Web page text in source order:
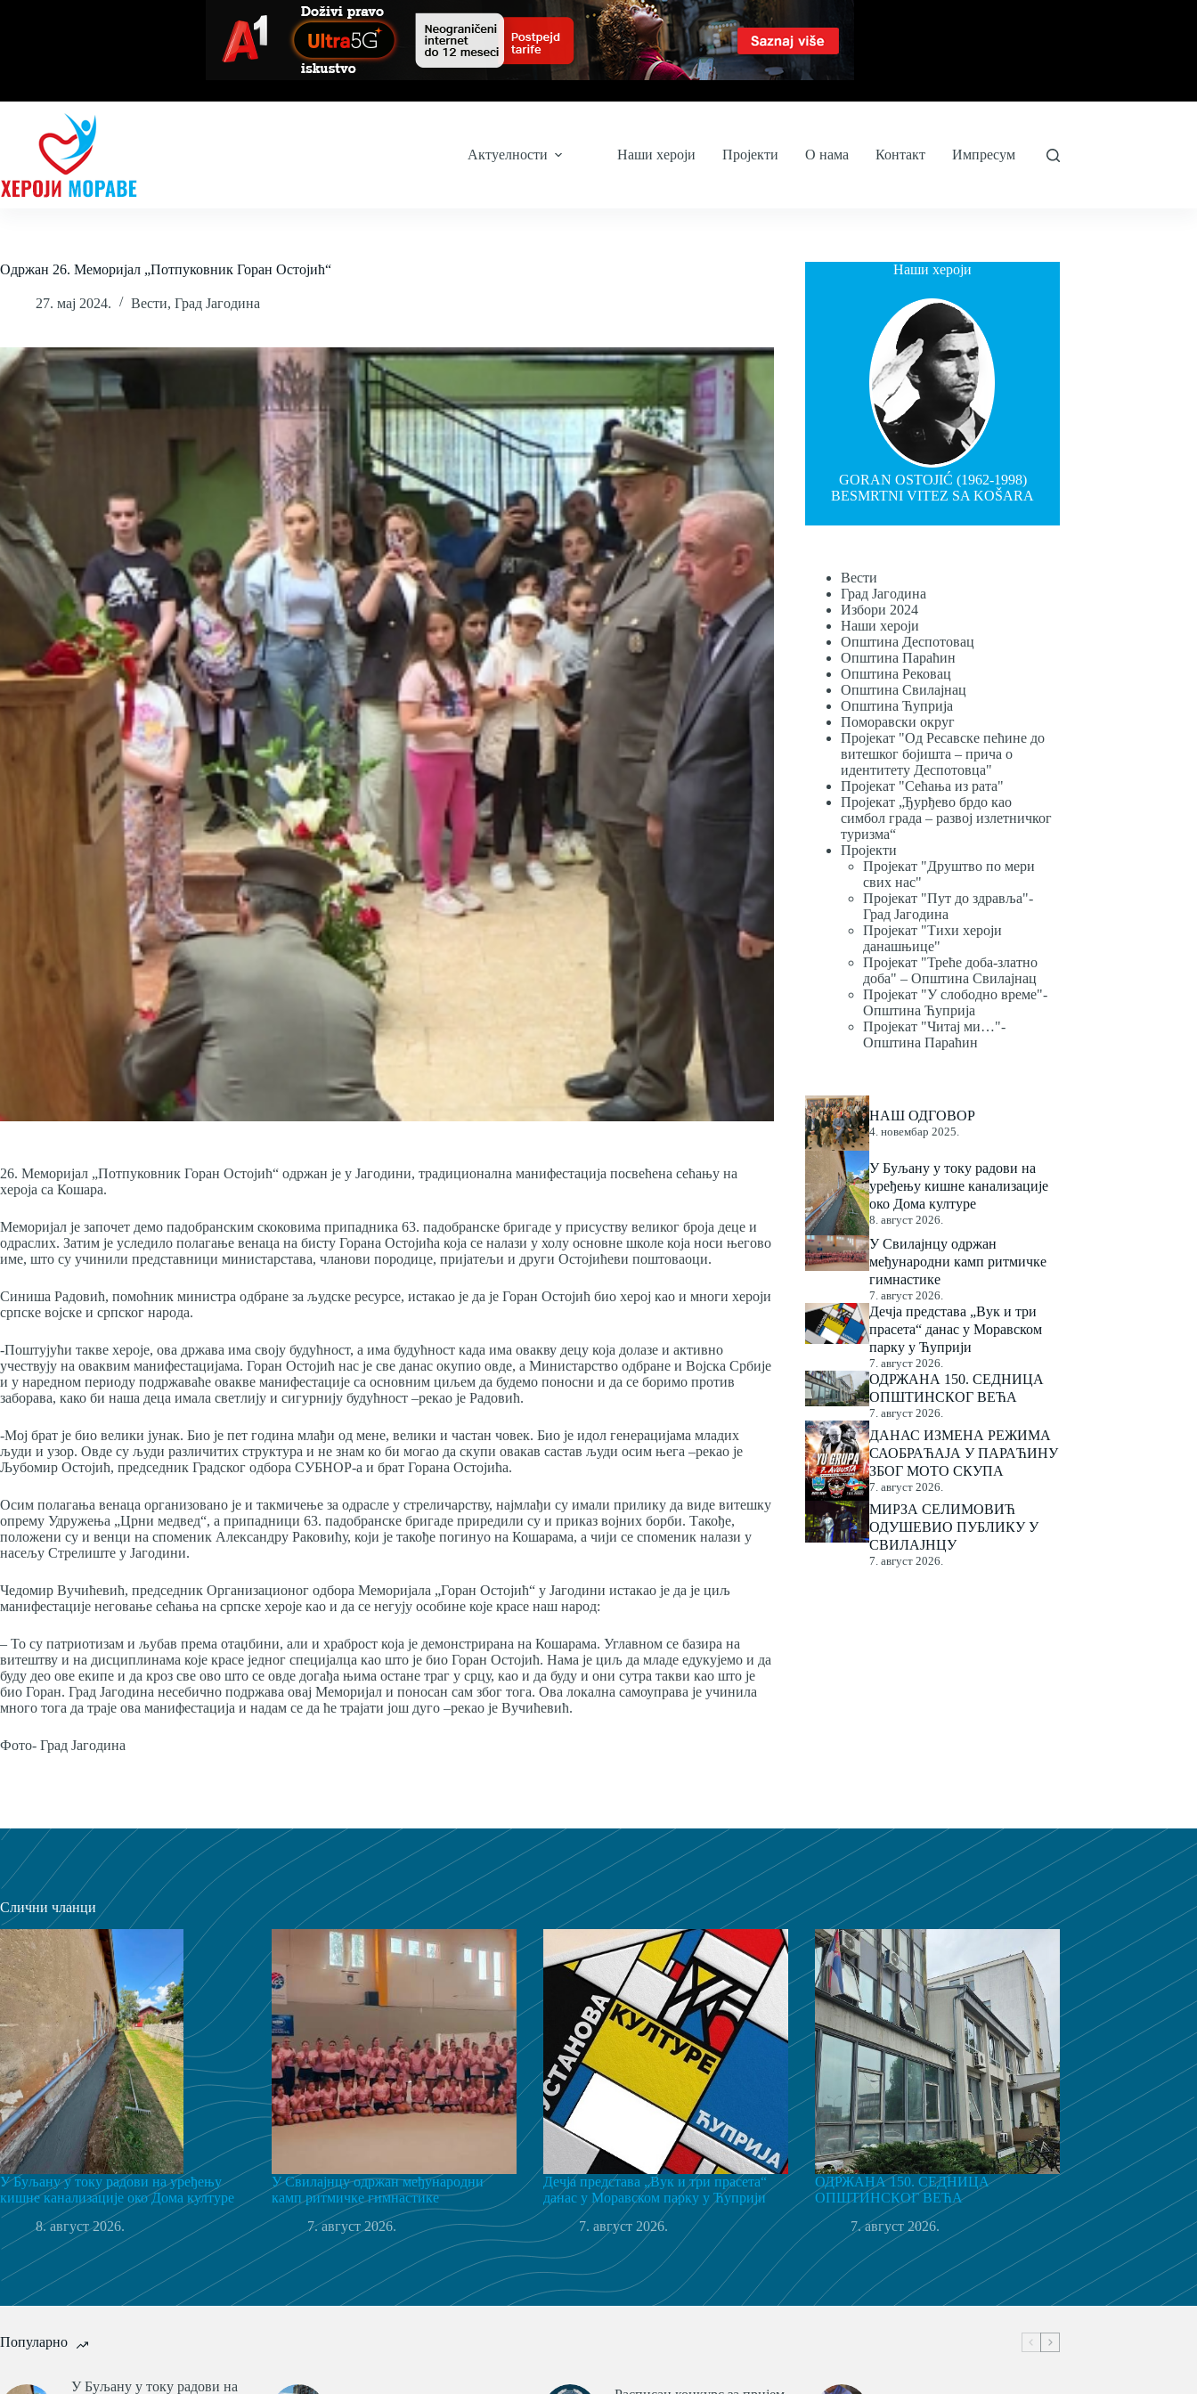
Актуелности Наши хероји Пројекти О нама Контакт Импресум
Одржан 26. Меморијал „Потпуковник Горан Остојић“
27. мај 2024. Вести, Град Јагодина
26. Меморијал „Потпуковник Горан Остојић“ одржан је у Јагодини, традиционална манифестација посвећена сећању на
хероја са Кошара.
Меморијал је започет демо падобранским скоковима припадника 63. падобранске бригаде у присуству великог броја деце и
одраслих. Затим је уследило полагање венаца на бисту Горана Остојића која се налази у холу основне школе која носи његово
име, што су учинили представници министарстава, чланови породице, пријатељи и други Остојићеви поштоваоци.
Синиша Радовић, помоћник министра одбране за људске ресурсе, истакао је да је Горан Остојић био херој као и многи хероји
српске војске и српског народа.
-Поштујући такве хероје, ова држава има своју будућност, а има будућност када има овакву децу која долазе и активно
учествују на оваквим манифестацијама. Горан Остојић нас је све данас окупио овде, а Министарство одбране и Војска Србије
и у наредном периоду подржаваће овакве манифестације са основним циљем да будемо поносни и да се боримо против
заборава, како би наша деца имала светлију и сигурнију будућност –рекао је Радовић.
-Мој брат је био велики јунак. Био је пет година млађи од мене, велики и частан човек. Био је идол генерацијама младих
људи и узор. Овде су људи различитих структура и не знам ко би могао да скупи овакав састав људи осим њега –рекао је
Љубомир Остојић, председник Градског одбора СУБНОР-а и брат Горана Остојића.
Осим полагања венаца организовано је и такмичење за одрасле у стреличарству, најмлађи су имали прилику да виде витешку
опрему Удружења „Црни медвед“, а припадници 63. падобранске бригаде приредили су и приказ војних борби. Такође,
положени су и венци на споменик Александру Раковићу, који је такође погинуо на Кошарама, а чији се споменик налази у
насељу Стрелиште у Јагодини.
Чедомир Вучићевић, председник Организационог одбора Меморијала „Горан Остојић“ у Јагодини истакао је да је циљ
манифестације неговање сећања на српске хероје као и да се негују особине које красе наш народ:
– То су патриотизам и љубав према отаџбини, али и храброст која је демонстрирана на Кошарама. Углавном се базира на
витештву и на дисциплинама које красе једног специјалца као што је био Горан Остојић. Нама је циљ да младе едукујемо и да
буду део ове екипе и да кроз све ово што се овде догађа њима остане траг у срцу, као и да буду и они сутра такви као што је
био Горан. Град Јагодина несебично подржава овај Меморијал и поносан сам због тога. Ова локална самоуправа је учинила
много тога да траје ова манифестација и надам се да ће трајати још дуго –рекао је Вучићевић.
Фото- Град Јагодина
Наши хероји
GORAN OSTOJIĆ (1962-1998)
BESMRTNI VITEZ SA KOŠARA
Вести
Град Јагодина
Избори 2024
Наши хероји
Општина Деспотовац
Општина Параћин
Општина Рековац
Општина Свилајнац
Општина Ћуприја
Поморавски округ
Пројекат "Од Ресавске пећине до
витешког бојишта – прича о
идентитету Деспотовца"
Пројекат "Сећања из рата"
Пројекат „Ђурђево брдо као
симбол града – развој излетничког
туризма“
Пројекти
Пројекат "Друштво по мери
свих нас"
Пројекат "Пут до здравља"-
Град Јагодина
Пројекат "Тихи хероји
данашњице"
Пројекат "Треће доба-златно
доба" – Општина Свилајнац
Пројекат "У слободно време"-
Општина Ћуприја
Пројекат "Читај ми…"-
Општина Параћин
НАШ ОДГОВОР
4. новембар 2025.
У Буљану у току радови на
уређењу кишне канализације
око Дома културе
8. август 2026.
У Свилајнцу одржан
међународни камп ритмичке
гимнастике
7. август 2026.
Дечја представа „Вук и три
прасета“ данас у Моравском
парку у Ћуприји
7. август 2026.
ОДРЖАНА 150. СЕДНИЦА
ОПШТИНСКОГ ВЕЋА
7. август 2026.
ДАНАС ИЗМЕНА РЕЖИМА
САОБРАЋАЈА У ПАРАЋИНУ
ЗБОГ МОТО СКУПА
7. август 2026.
МИРЗА СЕЛИМОВИЋ
ОДУШЕВИО ПУБЛИКУ У
СВИЛАЈНЦУ
7. август 2026.
Слични чланци
У Буљану у току радови на уређењу
кишне канализације око Дома културе
8. август 2026.
У Свилајнцу одржан међународни
камп ритмичке гимнастике
7. август 2026.
Дечја представа „Вук и три прасета“
данас у Моравском парку у Ћуприји
7. август 2026.
ОДРЖАНА 150. СЕДНИЦА
ОПШТИНСКОГ ВЕЋА
7. август 2026.
Популарно
У Буљану у току радови на